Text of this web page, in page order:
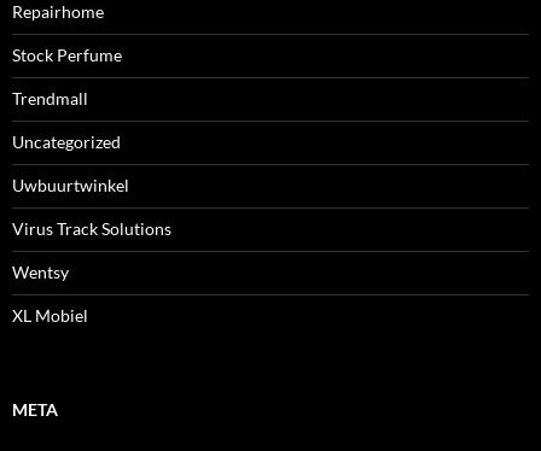
Repairhome
Stock Perfume
Trendmall
Uncategorized
Uwbuurtwinkel
Virus Track Solutions
Wentsy
XL Mobiel
META